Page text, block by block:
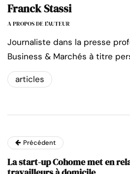
Franck Stassi
A PROPOS DE L'AUTEUR
Journaliste dans la presse
Business & Marchés à titre
articles
Précédent
La start-up Cohome met en